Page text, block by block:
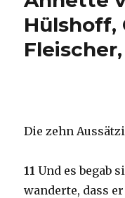
Fleischer,
Welver
Hülshoff,
Die zehn
11Und es begab
wanderte, dass